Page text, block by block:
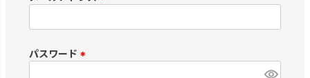
必
)
パスワード